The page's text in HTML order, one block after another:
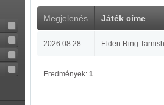
Megjelenés Játék címe
2026.08.28 Elden Ring
Eredmények: 1